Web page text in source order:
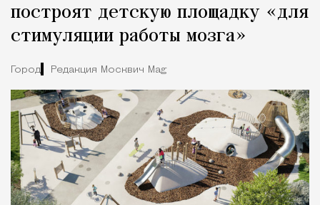
построят детскую площадку «для
стимуляции работы мозга»
Город Редакция Москвич Mag